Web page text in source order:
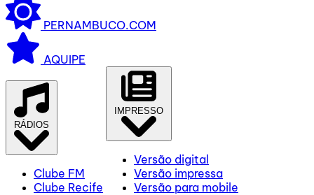
PERNAMBUCO.COM
AQUIPE
RÁDIOS
Clube FM
Clube Recife
IMPRESSO
Versão digital
Versão impressa
Versão para mobile